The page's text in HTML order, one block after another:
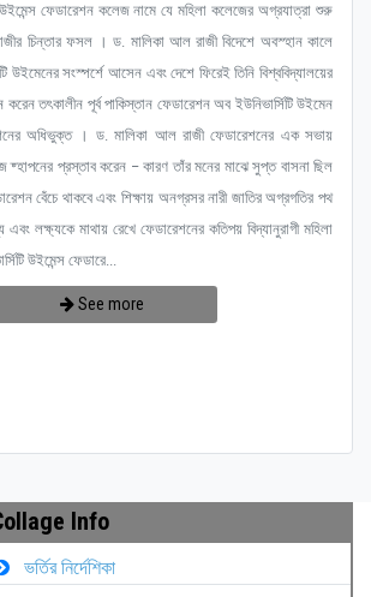
উইমেন্স ফেডারেশন কলেজ নামে যে মহিলা কলেজের অগ্রযাত্রা শুরু
চিন্তার ফসল । ড. মালিকা আল রাজী বিদেশে অবস্হান কালে
উইমেনের সংস্পর্শে আসেন এবং দেশে ফিরেই তিনি বিশ্ববিদ্যালয়ের
করেন তৎকালীন পূর্ব পাকিস্তান ফেডারেশন অব ইউনিভার্সিটি উইমেন
অধিভুক্ত । ড. মালিকা আল রাজী ফেডারেশনের এক সভায়
প্রস্তাব করেন – কারণ তাঁর মনের মাঝে সুপ্ত বাসনা ছিল
বেঁচে থাকবে এবং শিক্ষায় অনগ্রসর নারী জাতির অগ্রগতির পথ
লক্ষ্যকে মাথায় রেখে ফেডারেশনের কতিপয় বিদ্যানুরাগী মহিলা
উইমেন্স ফেডারে...
See more
Info
ভর্তির নির্দেশিকা